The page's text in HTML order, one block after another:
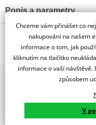
Popis a parametry
Jsme autorizovaný
dealer značky PUIG
Z-Racing Screen For
Tabulka velikostí
Co když mi to
O výrobci
PUIG byl založen v roce
Granollers poblíž
dělí na 3 části: komerční,
let se účastní
naší nabídce naleznete
2x
díly, to vše v
Více než 30 let
Chceme vám přinášet co
nakupování na našem
informace o tom, jak
kliknutím na tlačítko
informace o vaší
způsobem
V